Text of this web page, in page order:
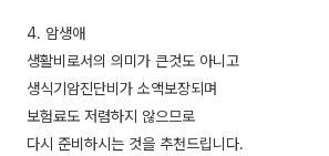
4. 암생애
생활비로서의 의미가 큰것도 아니고
생식기암진단비가 소액보장되며
보험료도 저렴하지 않으므로
다시 준비하시는 것을 추천드립니다.